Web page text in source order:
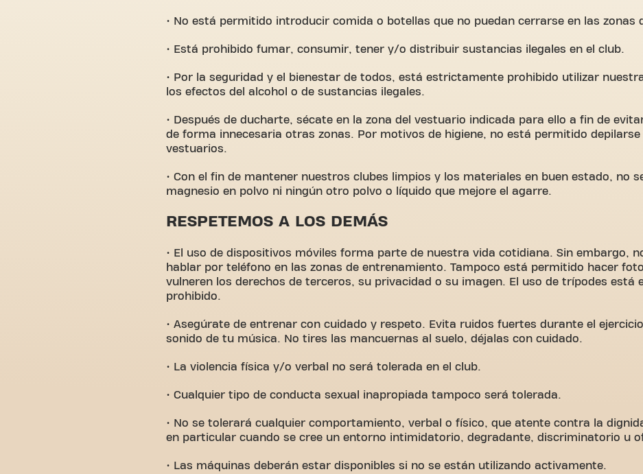
• No está permitido introducir comida o botellas que no puedan cerrarse en las zonas
• Está prohibido fumar, consumir, tener y/o distribuir sustancias ilegales en el club.
• Por la seguridad y el bienestar de todos, está estrictamente prohibido utilizar
los efectos del alcohol o de sustancias ilegales.
• Después de ducharte, sécate en la zona del vestuario indicada para ello a fin de
de forma innecesaria otras zonas. Por motivos de higiene, no está permitido
vestuarios.
• Con el fin de mantener nuestros clubes limpios y los materiales en buen estado, no
magnesio en polvo ni ningún otro polvo o líquido que mejore el agarre.
RESPETEMOS A LOS DEMÁS
• El uso de dispositivos móviles forma parte de nuestra vida cotidiana. Sin embargo,
hablar por teléfono en las zonas de entrenamiento. Tampoco está permitido hacer
vulneren los derechos de terceros, su privacidad o su imagen. El uso de trípodes está
prohibido.
• Asegúrate de entrenar con cuidado y respeto. Evita ruidos fuertes durante el
sonido de tu música. No tires las mancuernas al suelo, déjalas con cuidado.
• La violencia física y/o verbal no será tolerada en el club.
• Cualquier tipo de conducta sexual inapropiada tampoco será tolerada.
• No se tolerará cualquier comportamiento, verbal o físico, que atente contra la
en particular cuando se cree un entorno intimidatorio, degradante, discriminatorio u
• Las máquinas deberán estar disponibles si no se están utilizando activamente.